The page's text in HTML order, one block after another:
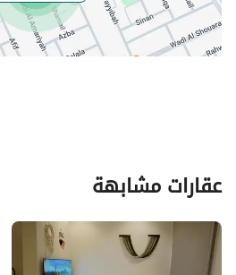
عقارات مشابهة